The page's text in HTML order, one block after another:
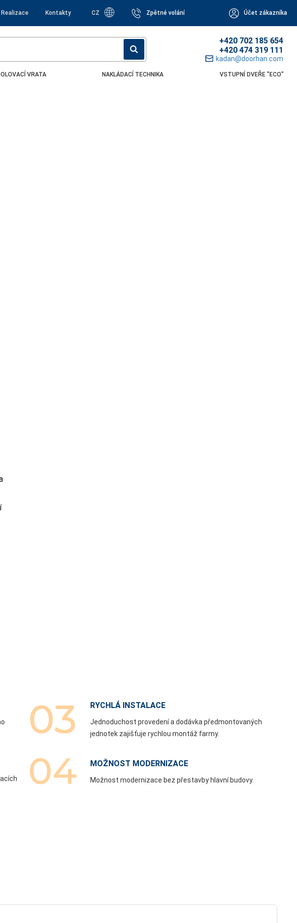
Realizace Kontakty CZ Zpětné volání Účet zákazníka
+420 702 185 654
+420 474 319 111
kadan@doorhan.com
VRATA NAKLÁDACÍ TECHNIKA VSTUPNÍ DVEŘE "ECO"
RYCHLÁ INSTALACE
Jednoduchost provedení a dodávka předmontovaných
jednotek zajišťuje rychlou montáž farmy.
MOŽNOST MODERNIZACE
Možnost modernizace bez přestavby hlavní budovy.